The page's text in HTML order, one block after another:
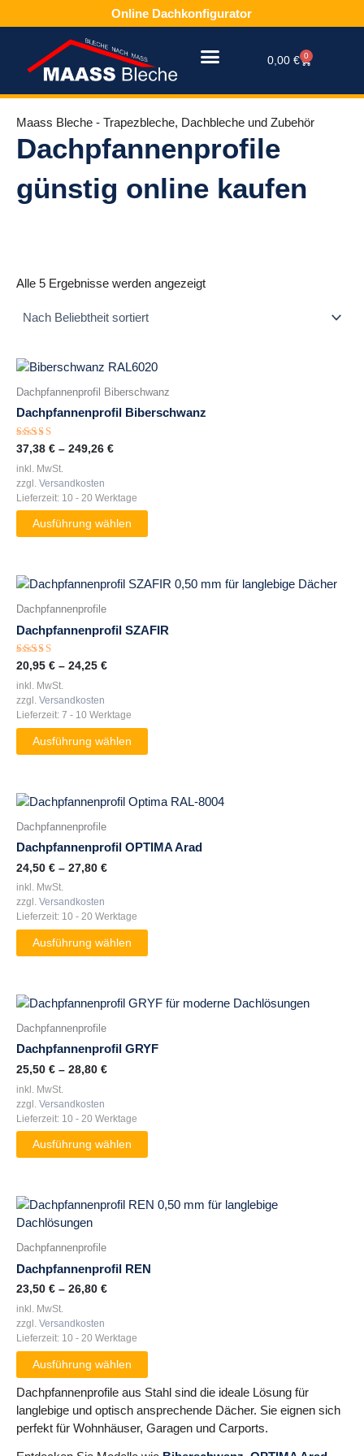
Inhalt
Online Dachkonfigurator
0,00 € 0
Warenkorb
Maass Bleche - Trapezbleche, Dachbleche und Zubehör
Dachpfannenprofile
günstig online kaufen
Alle 5 Ergebnisse werden angezeigtBeliebtheit
Dachpfannenprofil Biberschwanz
Dachpfannenprofil Biberschwanz
Bewertet
mit
5.00
von 5
37,38 € – 249,26 €
inkl. MwSt.
zzgl. Versandkosten
Lieferzeit: 10 - 20 Werktage
Ausführung wählen
Dieses
weist
mehrere
Varianten
auf.
Die
Optionen
können
gewählt
Dachpfannenprofile
Dachpfannenprofil SZAFIR
Bewertet
mit
5.00
20,95 € – 24,25 €
inkl. MwSt.
zzgl. Versandkosten
Lieferzeit: 7 - 10 Werktage
Ausführung wählen
Dieses
weist
mehrere
Varianten
auf.
Die
Optionen
können
gewählt
Dachpfannenprofile
Dachpfannenprofil OPTIMA Arad
24,50 € – 27,80 €
inkl. MwSt.
zzgl. Versandkosten
Lieferzeit: 10 - 20 Werktage
Ausführung wählen
Dieses
weist
mehrere
Varianten
auf.
Die
können
Produktseite
werden
Dachpfannenprofile
Dachpfannenprofil GRYF
25,50 € – 28,80 €
inkl. MwSt.
zzgl. Versandkosten
Lieferzeit: 10 - 20 Werktage
Ausführung wählen
Dieses
weist
mehrere
Varianten
auf.
Die
können
Produktseite
gewählt
Dachpfannenprofile
Dachpfannenprofil REN
23,50 € – 26,80 €
inkl. MwSt.
zzgl. Versandkosten
Lieferzeit: 10 - 20 Werktage
Ausführung wählen
Dieses
Produkt
mehrere
Varianten
auf.
Die
Optionen
der
Produktseite
gewählt
werden
Dachpfannenprofile aus Stahl sind die ideale Lösung für
langlebige und optisch ansprechende Dächer. Sie eignen sich
perfekt für Wohnhäuser, Garagen und Carports.